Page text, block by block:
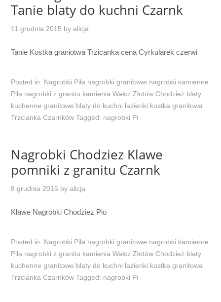
Tanie blaty do kuchni Czarnk
11 grudnia 2015 byalicja
Tanie Kostka graniotwa Trzicanka cena Cyrkularek czerwi
Posted in: Nagrobki Piła nagrobki granitowe nagrobki kamienne
Piła nagrobki z granitu kamienia Wałcz Złotów Chodzież blaty
kuchenne granitowe blaty do kuchni łazienki kostka granitowa
Trzcianka Czarnków Tagged: nagrobki Pi
Nagrobki Chodziez Klawe
pomniki z granitu Czarnk
8 grudnia 2015 byalicja
Klawe Nagrobki Chodziez Pio
Posted in: Nagrobki Piła nagrobki granitowe nagrobki kamienne
Piła nagrobki z granitu kamienia Wałcz Złotów Chodzież blaty
kuchenne granitowe blaty do kuchni łazienki kostka granitowa
Trzcianka Czarnków Tagged: nagrobki Pi